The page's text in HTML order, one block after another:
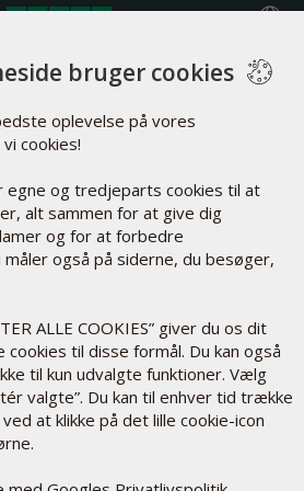
| Syntetisk blåt
bruger cookies
oplevelse på vores
cookies!
egne og tredjeparts cookies til at
alt sammen for at give dig
og for at forbedre
også på siderne, du besøger,
ALLE COOKIES” giver du os dit
til disse formål. Du kan også
til kun udvalgte funktioner. Vælg
valgte”. Du kan til enhver tid trække
at klikke på det lille cookie-icon